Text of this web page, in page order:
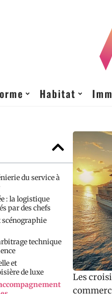
Habitat
du service à
: la logistique
par des chefs
scénographie
technique
et
de luxe
Les